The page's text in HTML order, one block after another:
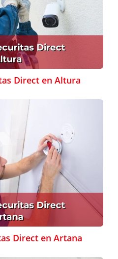
Direct en Altura
Direct en Artana